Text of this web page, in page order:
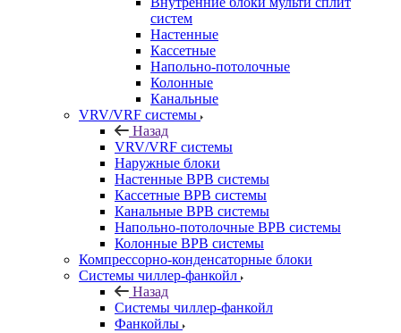
систем
Настенные
Кассетные
Напольно-потолочные
Колонные
Канальные
VRV/VRF системы
Назад
VRV/VRF системы
Наружные блоки
Настенные ВРВ системы
Кассетные ВРВ системы
Канальные ВРВ системы
Напольно-потолочные ВРВ системы
Колонные ВРВ системы
Компрессорно-конденсаторные блоки
Системы чиллер-фанкойл
Назад
Системы чиллер-фанкойл
Фанкойлы